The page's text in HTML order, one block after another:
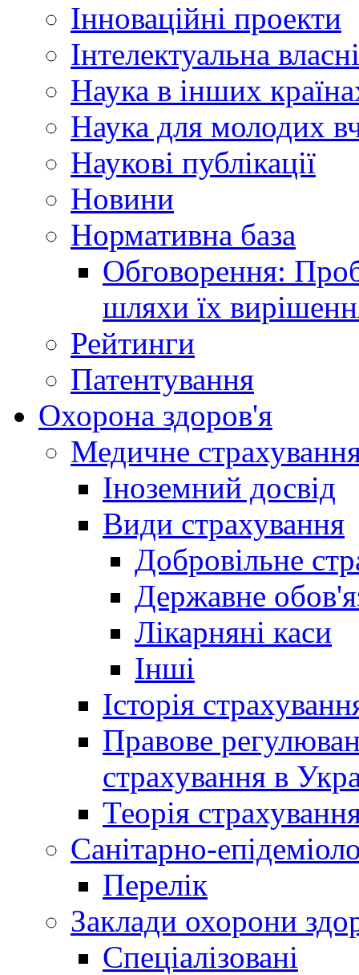
Інноваційні проекти
Інтелектуальна
Наука в інших
Наука для молодих
Наукові публікації
Новини
Нормативна база
Обговорення:
шляхи їх
Рейтинги
Патентування
Охорона здоров'я
Медичне
Іноземний досвід
Види страхування
Добровільне
Державне
Лікарняні каси
Інші
Історія
Правове
страхування в
Теорія
Санітарно-
Перелік
Заклади охорони
Спеціалізовані